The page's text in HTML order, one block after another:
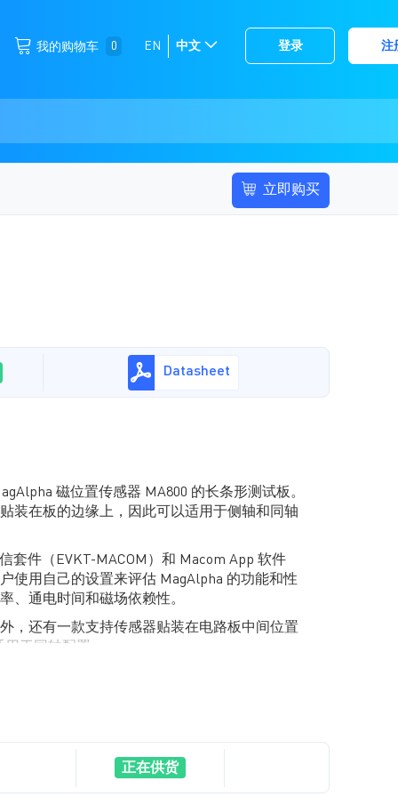
我的购物车 0 登录 注
跳
到
EN
选
中文
立即购买
Datasheet
磁位置传感器 MA800 的长条形测试板。
装在板的边缘上，因此可以适用于侧轴和同轴
套件（EVKT-MACOM）和 Macom App 软件
使用自己的设置来评估 MagAlpha 的功能和性
、通电时间和磁场依赖性。
，还有一款支持传感器贴装在电路板中间位置
于同轴配置。
正在供货